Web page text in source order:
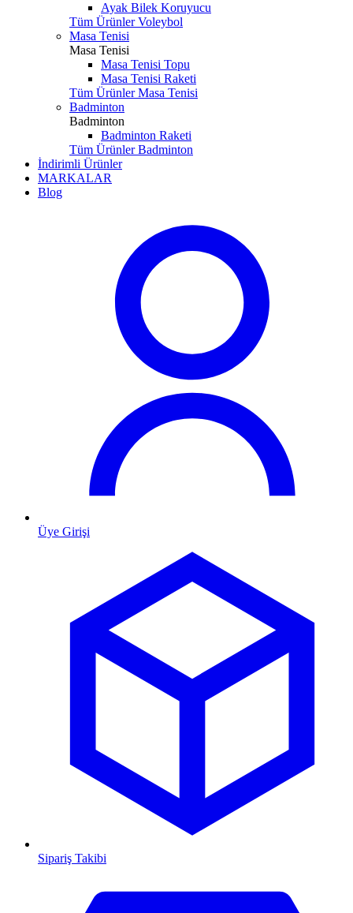
Ayak Bilek Koruyucu
Tüm Ürünler Voleybol
Masa Tenisi
Masa Tenisi
Masa Tenisi Topu
Masa Tenisi Raketi
Tüm Ürünler Masa Tenisi
Badminton
Badminton
Badminton Raketi
Tüm Ürünler Badminton
İndirimli Ürünler
MARKALAR
Blog
Üye Girişi
Sipariş Takibi